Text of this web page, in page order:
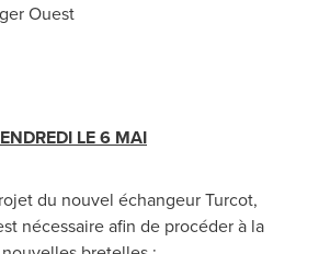
Ouest
LE 6 MAI
du nouvel échangeur Turcot,
nécessaire afin de procéder à la